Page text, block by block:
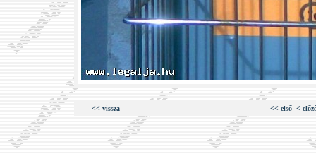
<< vissza << első <